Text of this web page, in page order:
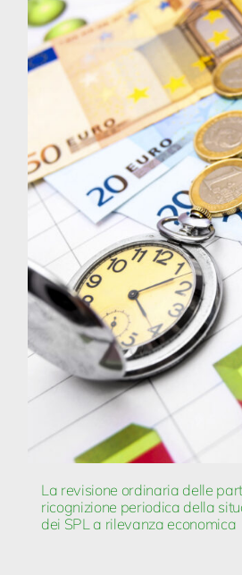
La revisione ordinaria delle
ricognizione periodica della
dei SPL a rilevanza economica